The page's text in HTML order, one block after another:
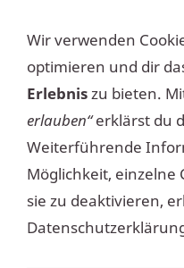
NAVIGATION
Wir verwenden
optimieren und dir
Erlebniszu bieten.
erlauben“erklärst du
Weiterführende
Möglichkeit, einzelne
sie zu deaktivieren,